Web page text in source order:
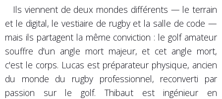
Ils viennent de deux mondes différents — le terrain
et le digital, le vestiaire de rugby et la salle de code —
mais ils partagent la même conviction : le golf amateur
souffre d'un angle mort majeur, et cet angle mort,
c'est le corps. Lucas est préparateur physique, ancien
du monde du rugby professionnel, reconverti par
passion sur le golf. Thibaut est ingénieur en